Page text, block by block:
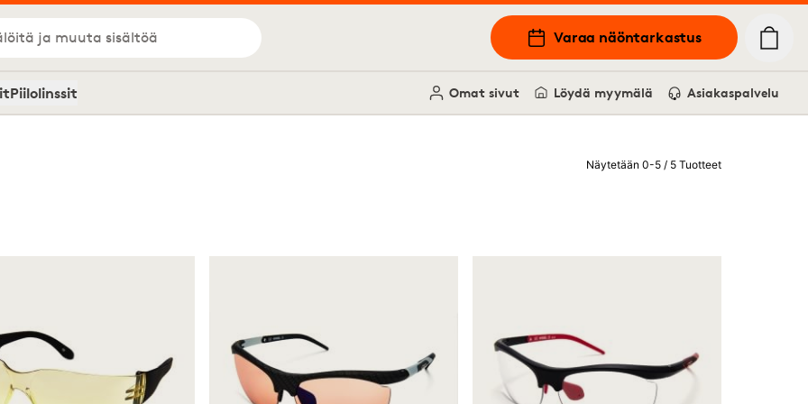
ja muuta sisältöä Varaa näöntarkastus
Piilolinssit Omat sivut Löydä myymälä Asiakaspalvelu
Näytetään 0-5 / 5 Tuotteet